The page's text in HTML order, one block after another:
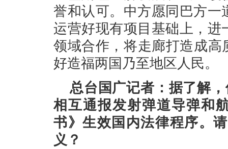
誉和认可。中方愿同巴方
运营好现有项目基础上，
领域合作，将走廊打造成高
好造福两国乃至地区人民。
总台国广记者：据了解
相互通报发射弹道导弹和
书》生效国内法律程序。
义？